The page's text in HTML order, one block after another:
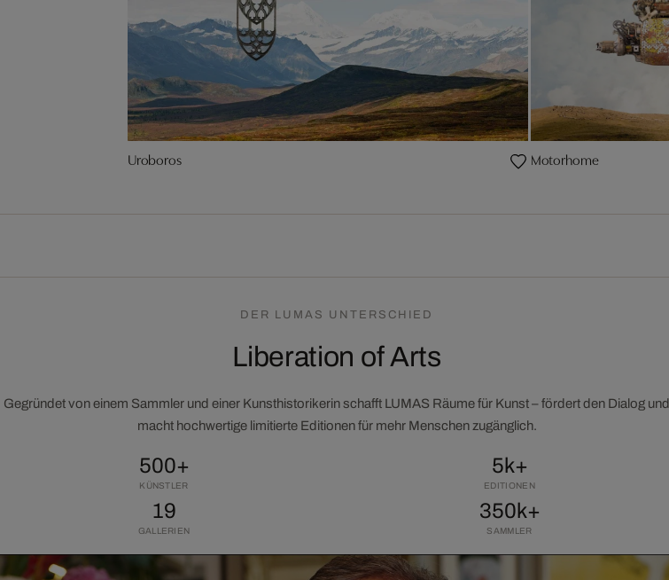
Uroboros Motorhome
DER LUMAS UNTERSCHIED
Liberation of Arts
Gegründet von einem Sammler und einer Kunsthistorikerin schafft LUMAS Räume für Kunst – fördert den Dialog und
macht hochwertige limitierte Editionen für mehr Menschen zugänglich.
500+
KÜNSTLER
5k+
EDITIONEN
19
GALLERIEN
350k+
SAMMLER